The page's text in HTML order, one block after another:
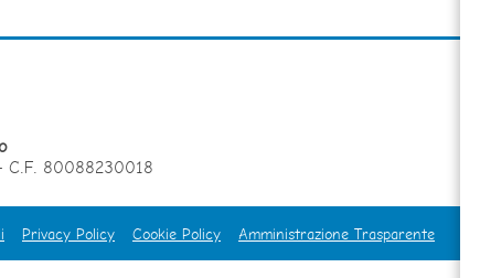
C.F. 80088230018
Privacy Policy Cookie Policy Amministrazione Trasparente